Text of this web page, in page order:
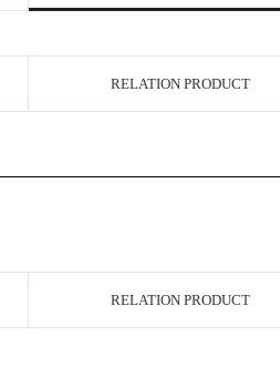
RELATION PRODUCT
RELATION PRODUCT